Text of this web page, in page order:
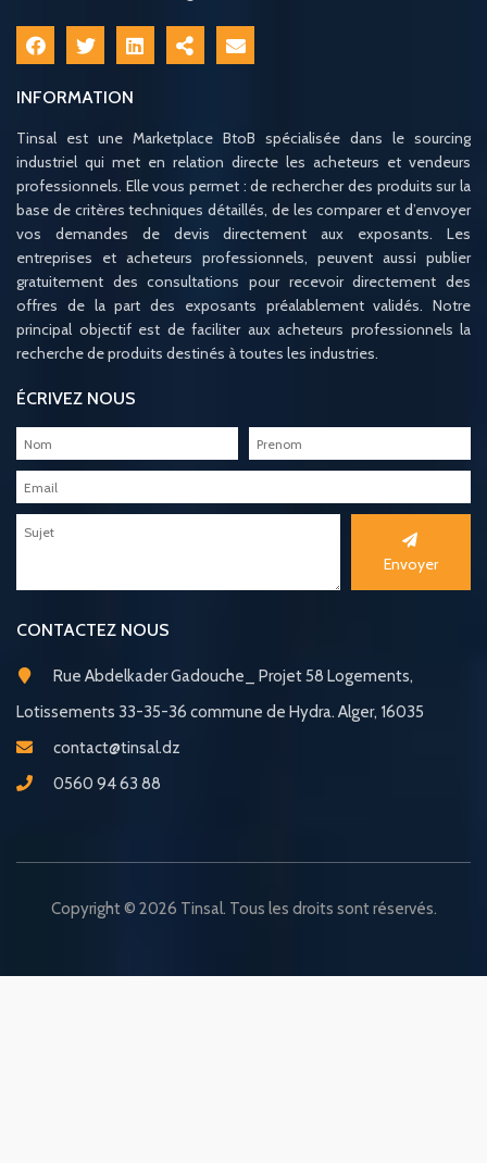
INFORMATION
Tinsal est une Marketplace BtoB spécialisée dans le sourcing
industriel qui met en relation directe les acheteurs et vendeurs
professionnels. Elle vous permet : de rechercher des produits sur la
base de critères techniques détaillés, de les comparer et d’envoyer
vos demandes de devis directement aux exposants. Les
entreprises et acheteurs professionnels, peuvent aussi publier
gratuitement des consultations pour recevoir directement des
offres de la part des exposants préalablement validés. Notre
principal objectif est de faciliter aux acheteurs professionnels la
recherche de produits destinés à toutes les industries.
ÉCRIVEZ NOUS
Envoyer
CONTACTEZ NOUS
Rue Abdelkader Gadouche_ Projet 58 Logements,
Lotissements 33-35-36 commune de Hydra. Alger, 16035
contact@tinsal.dz
0560 94 63 88
Copyright © 2026 Tinsal. Tous les droits sont réservés.